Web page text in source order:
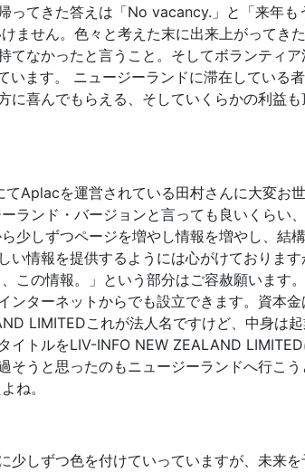
ってきた答えは「No vacancy.」と「来年
ません。色々と考えた末に出来上がって
なかったと言うこと。そしてボランティ
ます。 ニュージーランドに滞在している
喜んでもらえる、そしていくらかの利益
Aplacを運営されている田村さんに大変お
ンド・バージョンと言っても良いくらい
少しずつページを増やし情報を増やし、結
情報を提供するようには心がけておりま
この情報。」という部分はご容赦願います
ンターネットからでも設立できます。資本
LIMITEDこれが法人名ですけど、中身は
トルをLIV-INFO NEW ZEALAND
うと思ったのもニュージーランドへ行こ
ね。
しずつ色を付けていっていますが、未来